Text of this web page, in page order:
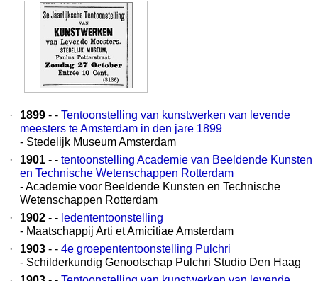
· 1899 - - Tentoonstelling van kunstwerken van levende
meesters te Amsterdam in den jare 1899
- Stedelijk Museum Amsterdam
·
1901 - - tentoonstelling Academie van Beeldende Kunsten
en Technische Wetenschappen Rotterdam
- Academie voor Beeldende Kunsten en Technische
Wetenschappen Rotterdam
·
1902 - - ledententoonstelling
- Maatschappij Arti et Amicitiae Amsterdam
·
1903 - - 4e groepententoonstelling Pulchri
- Schilderkundig Genootschap Pulchri Studio Den Haag